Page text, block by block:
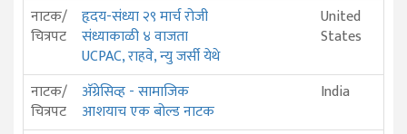
नाटक/
चित्रपट
हृदय-संध्या २९ मार्च रोजी
संध्याकाळी ४ वाजता
UCPAC, राहवे, न्यु जर्सी येथे
United
States
नाटक/
चित्रपट
अ‍ॅग्रेसिव्ह - सामाजिक
आशयाच एक बोल्ड नाटक
India